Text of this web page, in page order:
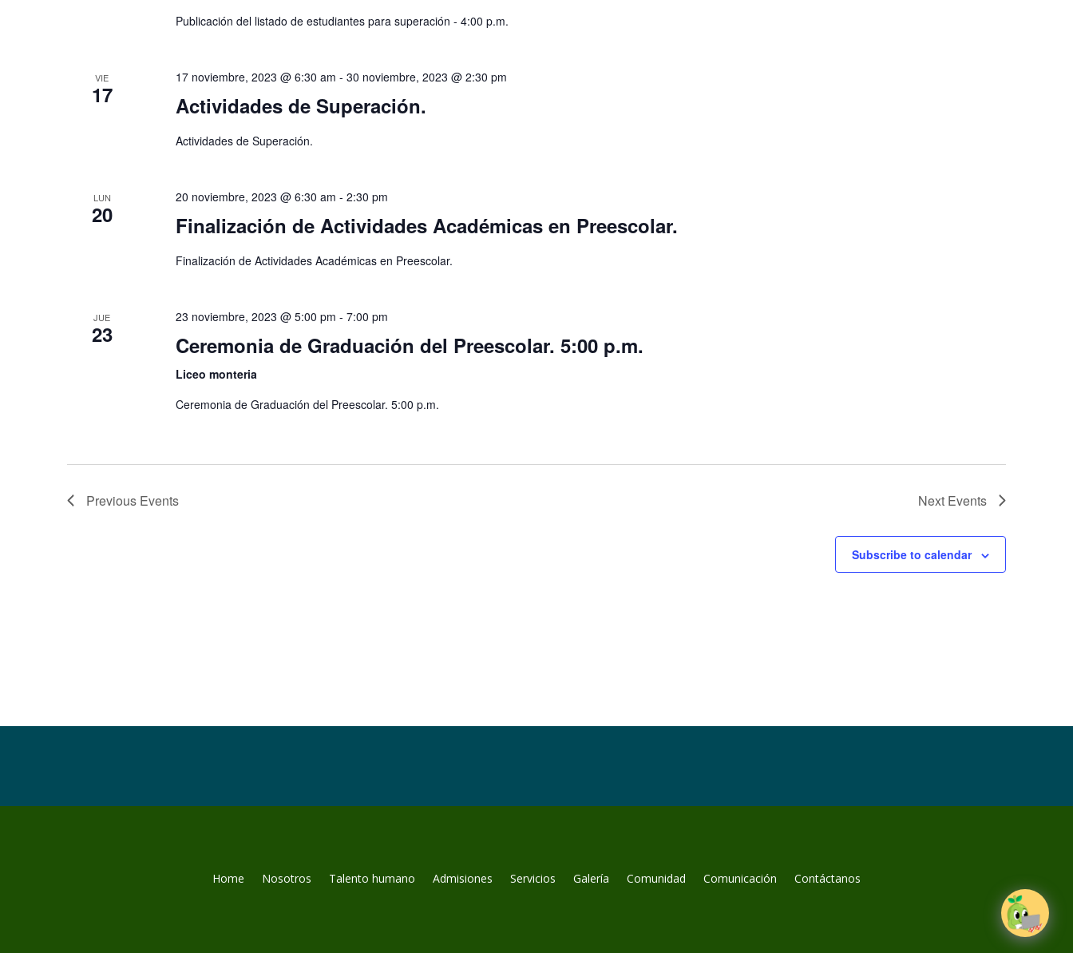
Publicación del listado de estudiantes para superación - 4:00 p.m.
VIE
17
17 noviembre, 2023 @ 6:30 am - 30 noviembre, 2023 @ 2:30 pm
Actividades de Superación.
Actividades de Superación.
LUN
20
20 noviembre, 2023 @ 6:30 am - 2:30 pm
Finalización de Actividades Académicas en Preescolar.
Finalización de Actividades Académicas en Preescolar.
JUE
23
23 noviembre, 2023 @ 5:00 pm - 7:00 pm
Ceremonia de Graduación del Preescolar. 5:00 p.m.
Liceo monteria
Ceremonia de Graduación del Preescolar. 5:00 p.m.
Previous Events Next Events
Subscribe to calendar
Home Nosotros Talento humano Admisiones Servicios Galería Comunidad Comunicación Contáctanos